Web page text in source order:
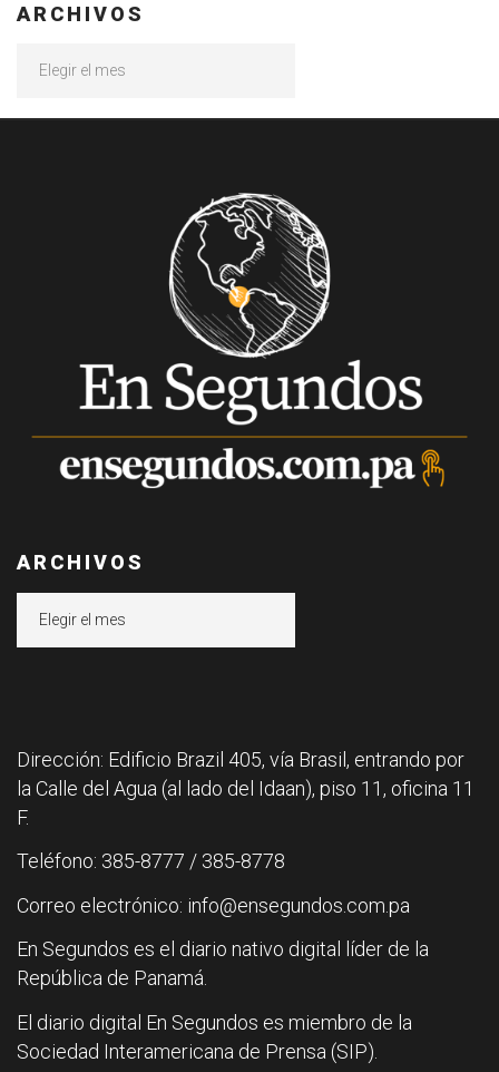
ARCHIVOS
ARCHIVOS
Dirección: Edificio Brazil 405, vía Brasil, entrando por
la Calle del Agua (al lado del Idaan), piso 11, oficina 11
F.
Teléfono: 385-8777 / 385-8778
Correo electrónico: info@ensegundos.com.pa
En Segundos es el diario nativo digital líder de la
República de Panamá.
El diario digital En Segundos es miembro de la
Sociedad Interamericana de Prensa (SIP).